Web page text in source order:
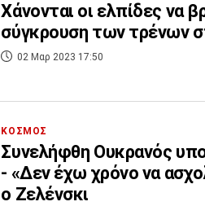
Χάνονται οι ελπίδες να
σύγκρουση των τρένων
02 Μαρ 2023 17:50
ΚΟΣΜΟΣ
Συνελήφθη Ουκρανός
- «Δεν έχω χρόνο να
ο Ζελένσκι